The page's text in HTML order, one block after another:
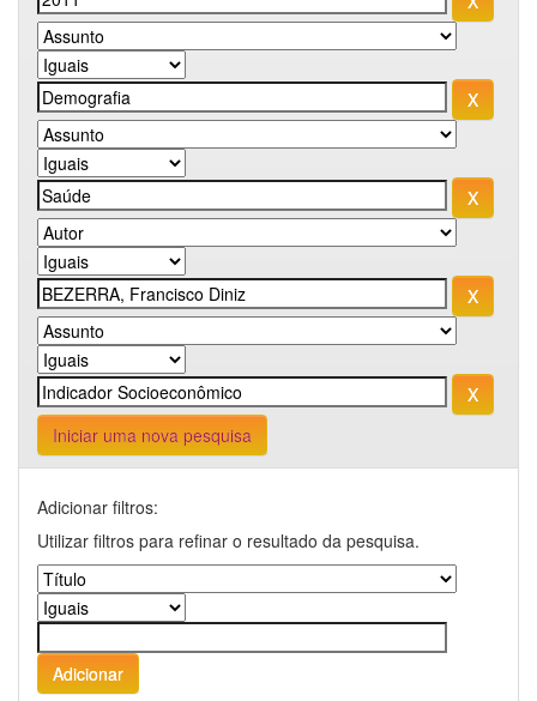
Iniciar uma nova pesquisa
Adicionar filtros:
Utilizar filtros para refinar o resultado da pesquisa.